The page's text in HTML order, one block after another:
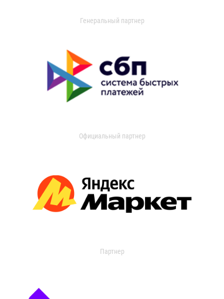
Генеральный партнер
Официальный партнер
Партнер